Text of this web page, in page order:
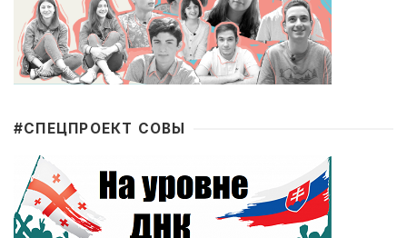
#CПЕЦПРОЕКТ СОВЫ